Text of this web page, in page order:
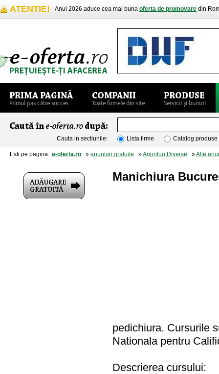
ATENTIE! Anul 2026 aduce cea mai buna oferta de promovare din
Cauta in sectiunile: Lista firme Catalog produse
Esti pe pagina: e-oferta.ro » anunturi gratuite »Anunturi Diverse »Alte
Manichiura
pedichiura. Cursurile
Nationala pentru
Descrierea cursului: